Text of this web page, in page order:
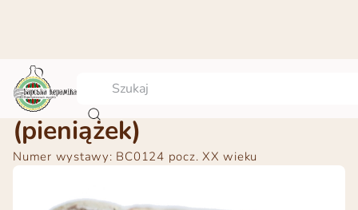
Dzbanek-monetka
(pieniążek)
Numer wystawy: ВС0124 pocz. ХХ wieku